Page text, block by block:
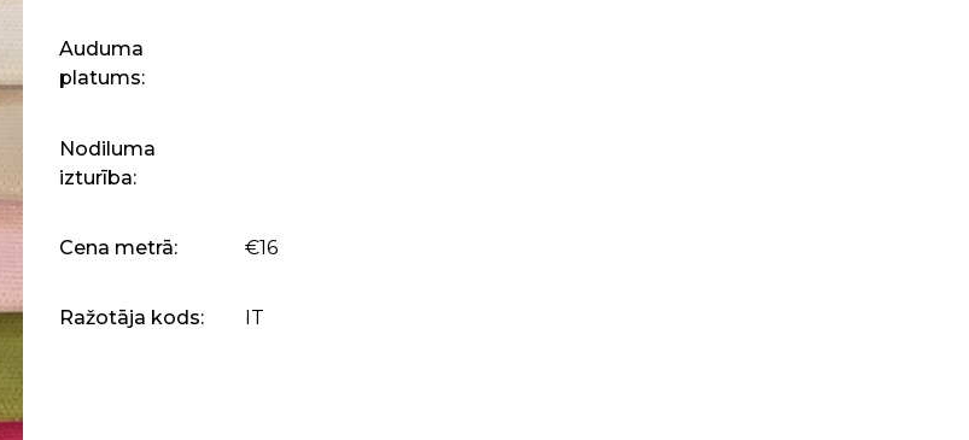
Auduma
platums:
Nodiluma
izturība:
Cena metrā: €16
Ražotāja kods: IT